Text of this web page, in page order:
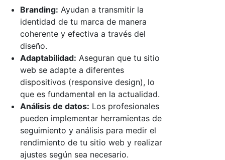
Branding: Ayudan a transmitir la
identidad de tu marca de manera
coherente y efectiva a través del
diseño.
Adaptabilidad: Aseguran que tu sitio
web se adapte a diferentes
dispositivos (responsive design), lo
que es fundamental en la actualidad.
Análisis de datos: Los profesionales
pueden implementar herramientas de
seguimiento y análisis para medir el
rendimiento de tu sitio web y realizar
ajustes según sea necesario.